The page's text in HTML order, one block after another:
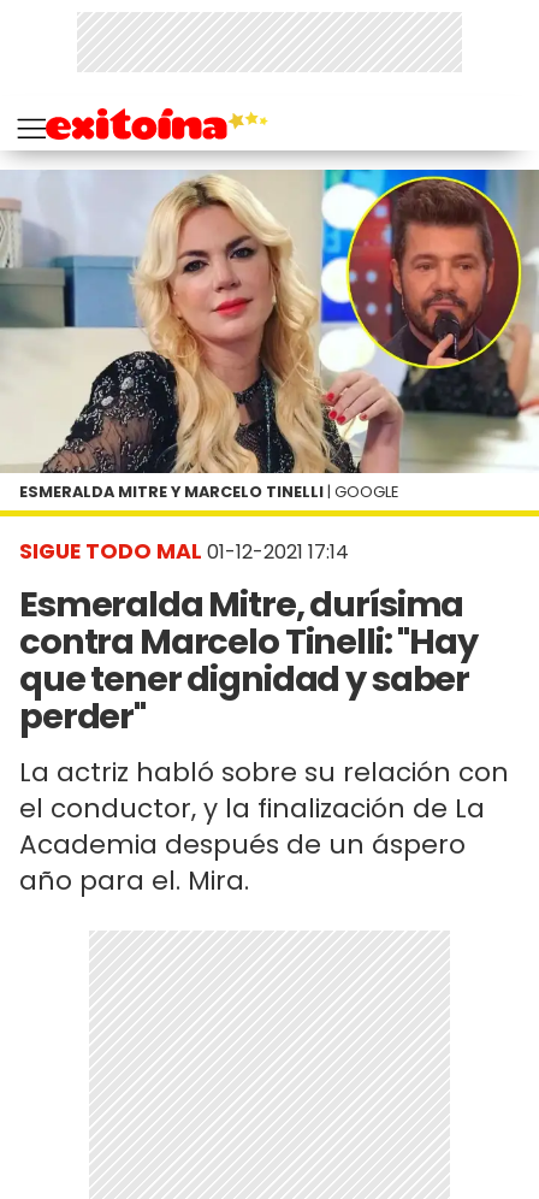
SIGUE TODO MAL 01-12-2021 17:14
Esmeralda Mitre, durísima
contra Marcelo Tinelli: "Hay
que tener dignidad y saber
perder"
La actriz habló sobre su relación con
el conductor, y la finalización de La
Academia después de un áspero
año para el. Mira.
ESMERALDA MITRE Y MARCELO TINELLI | GOOGLE